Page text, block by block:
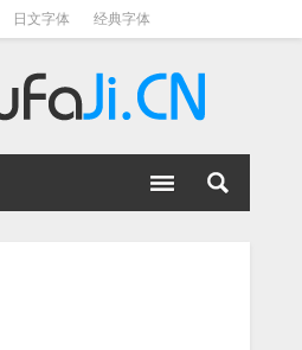
日文字体 经典字体